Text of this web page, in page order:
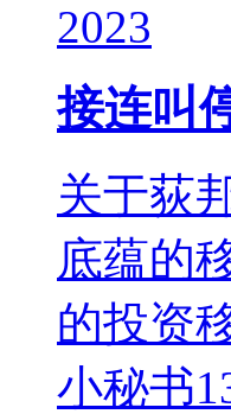
2023
接连叫
关于荻
底蕴的
的投资
小秘书